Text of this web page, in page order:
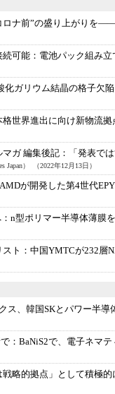
ロナ前”の盛り上がりを
可能： 電池パック組み
化ガリウム結晶の格子欠
格世界進出に向け新物流
ガ 編集後記：
「発表で
Japan） （2022年12月13日）
AMDが開発した第4世代
n型ポリマー半導体薄膜
ト： 中国YMTCが232層
ス、韓国SKとパワー半
： BaNiS2で、電子ネマ
戦略的拠点」として積極